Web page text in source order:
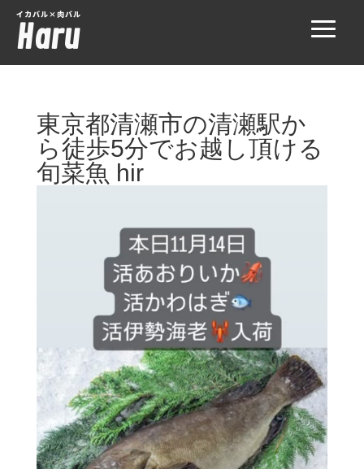
イカバル×肉バル
Haru
東京都清瀬市の清瀬駅か
ら徒歩5分でお越し頂ける
旬菜魚 hir